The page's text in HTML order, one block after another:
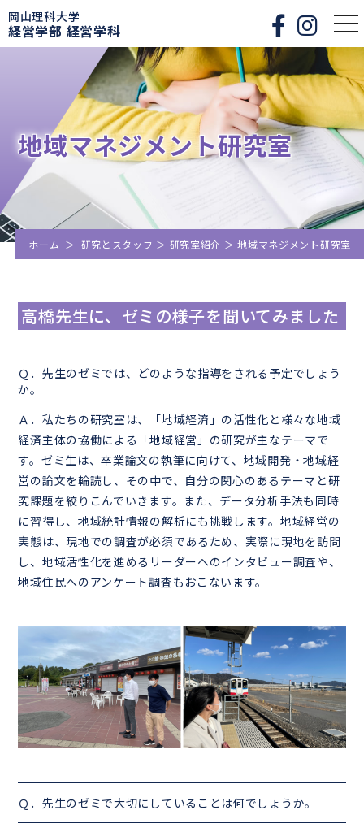
岡山理科大学
経営学部 経営学科
地域マネジメント研究室
ホーム ＞ 研究とスタッフ ＞ 研究室紹介 ＞地域マネジメント研究室
高橋先生に、ゼミの様子を聞いてみました
Ｑ．先生のゼミでは、どのような指導をされる予定でしょう
か。
Ａ．私たちの研究室は、「地域経済」の活性化と様々な地域
経済主体の協働による「地域経営」の研究が主なテーマで
す。ゼミ生は、卒業論文の執筆に向けて、地域開発・地域経
営の論文を輪読し、その中で、自分の関心のあるテーマと研
究課題を絞りこんでいきます。また、データ分析手法も同時
に習得し、地域統計情報の解析にも挑戦します。地域経営の
実態は、現地での調査が必須であるため、実際に現地を訪問
し、地域活性化を進めるリーダーへのインタビュー調査や、
地域住民へのアンケート調査もおこないます。
Ｑ．先生のゼミで大切にしていることは何でしょうか。